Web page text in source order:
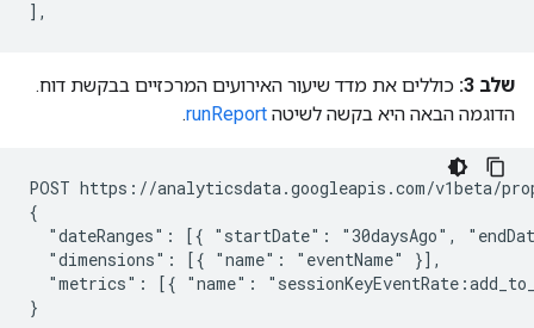
שלב 3:
כוללים את מדד שיעור האירועים המרכזיים בבקשת דוח.
הדוגמה הבאה היא בקשה לשיטה runReport
.
POST https://analyticsdata.googleapis.com/v1beta/
{
"dateRanges": [{ "startDate": "30daysAgo",
  "dimensions": [{ "name": "eventName" }],
"metrics": [{ "name":